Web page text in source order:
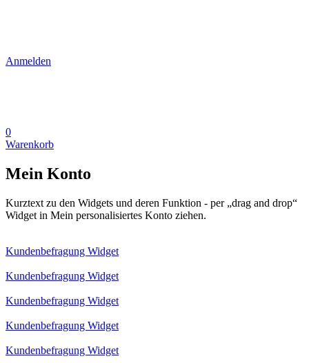
Anmelden
0
Warenkorb
Mein Konto
Kurztext zu den Widgets und deren Funktion - per „drag and drop“
Widget in Mein personalisiertes Konto ziehen.
Kundenbefragung Widget
Kundenbefragung Widget
Kundenbefragung Widget
Kundenbefragung Widget
Kundenbefragung Widget